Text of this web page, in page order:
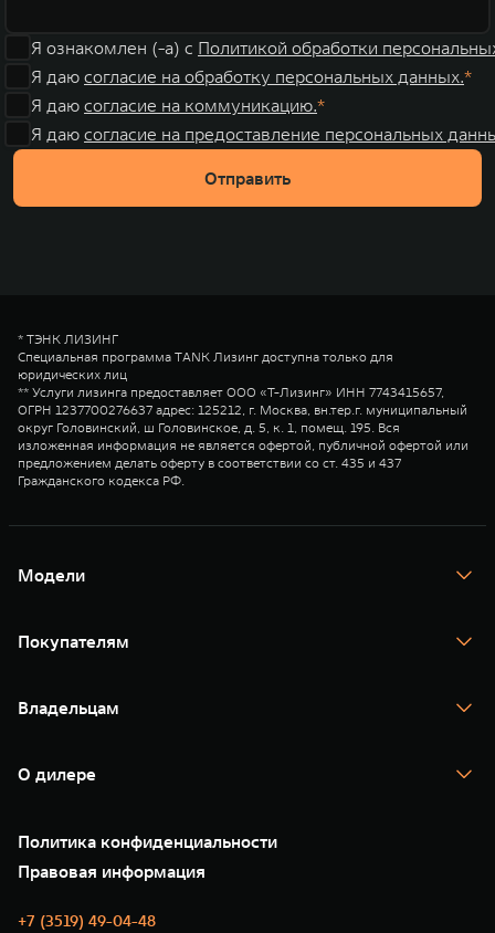
Я ознакомлен (-а) с Политикой обработки
Я даю согласие на обработку персональных данных.
Я даю согласие на коммуникацию.
Я даю согласие на предоставление персональных
Отправить
* ТЭНК ЛИЗИНГ
Специальная программа TANK Лизинг доступна только для
юридических лиц
** Услуги лизинга предоставляет ООО «Т-Лизинг» ИНН 7743415657,
ОГРН 1237700276637 адрес: 125212, г. Москва, вн.тер.г. муниципальный
округ Головинский, ш Головинское, д. 5, к. 1, помещ. 195. Вся
изложенная информация не является офертой, публичной офертой или
предложением делать оферту в соответствии со ст. 435 и 437
Гражданского кодекса РФ.
Модели
TANK 400
TANK 500
Покупателям
Тест-драйв
TANK Финансы
Корпоративным клиентам
Зарядные станции
Владельцам
Помощь на дороге
Новые цифровые сервисы TANK
Сервис
Нулевое ТО
Моторные масла
О дилере
35 лет GWM
GWM ТЕХ ДЕНЬ
Новости
Политика конфиденциальности
Правовая информация
+7 (3519) 49-04-48